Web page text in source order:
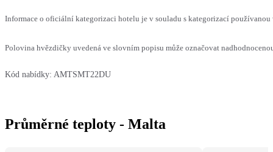
Informace o oficiální kategorizaci hotelu je v souladu s kategorizací
Polovina hvězdičky uvedená ve slovním popisu může označovat
Kód nabídky: AMTSMT22DU
Průměrné teploty - Malta